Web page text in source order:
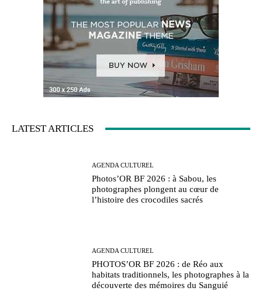
LATEST ARTICLES
AGENDA CULTUREL
Photos’OR BF 2026 : à Sabou, les
photographes plongent au cœur de
l’histoire des crocodiles sacrés
AGENDA CULTUREL
PHOTOS’OR BF 2026 : de Réo aux
habitats traditionnels, les photographes à la
découverte des mémoires du Sanguié